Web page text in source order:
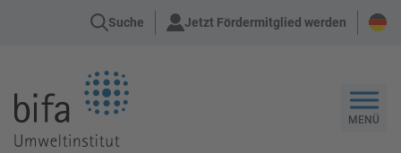
Suche Jetzt Fördermitglied werden
MENÜ